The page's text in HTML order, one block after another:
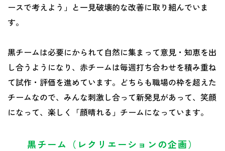
ースで考えよう」と一見破壊的な改善に取り組んでいま
す。
黒チームは必要にかられて自然に集まって意見・知恵を出
し合うようになり、赤チームは毎週打ち合わせを積み重ね
て試作・評価を進めています。どちらも職場の枠を超えた
チームなので、みんな刺激し合って新発見があって、笑顔
になって、楽しく「顔晴れる」チームになっています。
黒チーム（レクリエーションの企画）